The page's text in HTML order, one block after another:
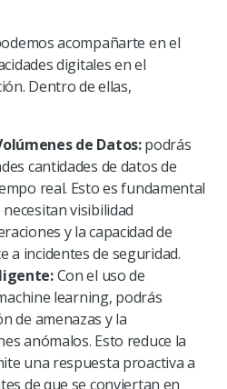
acompañarte en el
digitales en el
Dentro de ellas,
de Datos:podrás
cantidades de datos de
real. Esto es fundamental
visibilidad
y la capacidad de
a incidentes de seguridad.
Con el uso de
learning, podrás
de amenazas y la
anómalos. Esto reduce la
una respuesta proactiva a
de que se conviertan en